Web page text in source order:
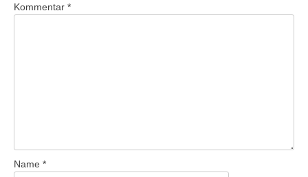
Kommentar *
Name *